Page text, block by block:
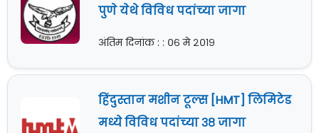
पुणे येथे विविध पदांच्या जागा
अंतिम दिनांक : : ०६ मे २०१९
हिंदुस्तान मशीन टूल्स [HMT] लिमिटेड
मध्ये विविध पदांच्या ३८ जागा